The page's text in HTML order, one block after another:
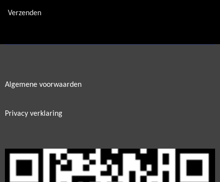
Verzenden
Algemene voorwaarden
Privacy verklaring